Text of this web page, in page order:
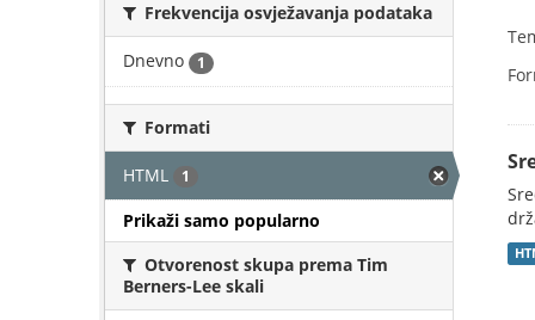
Frekvencija osvježavanja podataka
Dnevno 1
Formati
HTML 1
Prikaži samo popularno
Otvorenost skupa prema Tim
Berners-Lee skali